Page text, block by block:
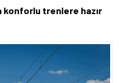
konforlu trenlere hazır